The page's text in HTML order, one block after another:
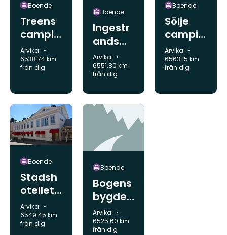
Boende
Treens
campin
g
Kommun:
Arvika
6538.74 km
från dig
Boende
Ingestr
ands
campin
g
Kommun:
Arvika
6551.80 km
från dig
Boende
Sölje
campin
g
Kommun:
Arvika
6563.15 km
från dig
Boende
Stadsh
otellet
Scandic
Arvika
Kommun:
Arvika
6549.45 km
från dig
Boende
Bogens
bygdeg
ård
Kommun:
Arvika
6525.60 km
från dig